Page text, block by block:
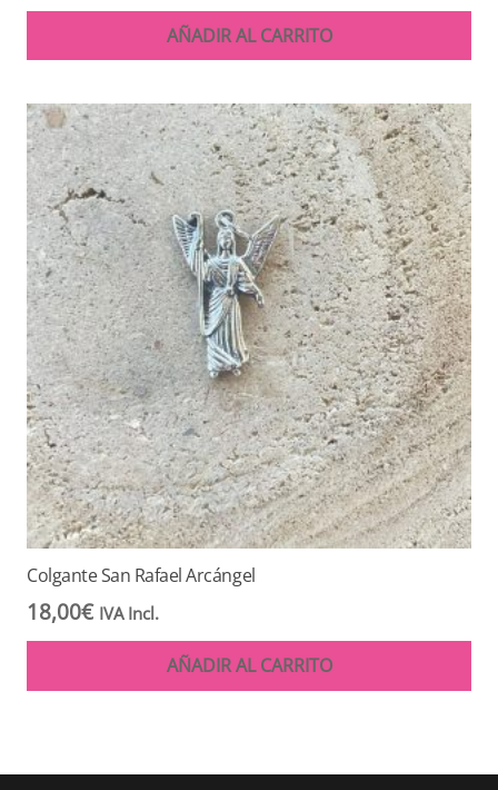
AÑADIR AL CARRITO
Colgante San Rafael Arcángel
18,00€ IVA Incl.
AÑADIR AL CARRITO